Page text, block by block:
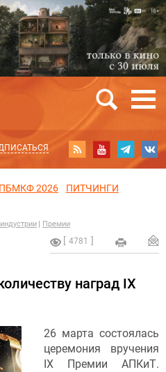
2026
ПИТЧИНГИ
Премии
4781
наград IX
26 марта состоялась
церемония вручения
IX Премии АПКиТ.